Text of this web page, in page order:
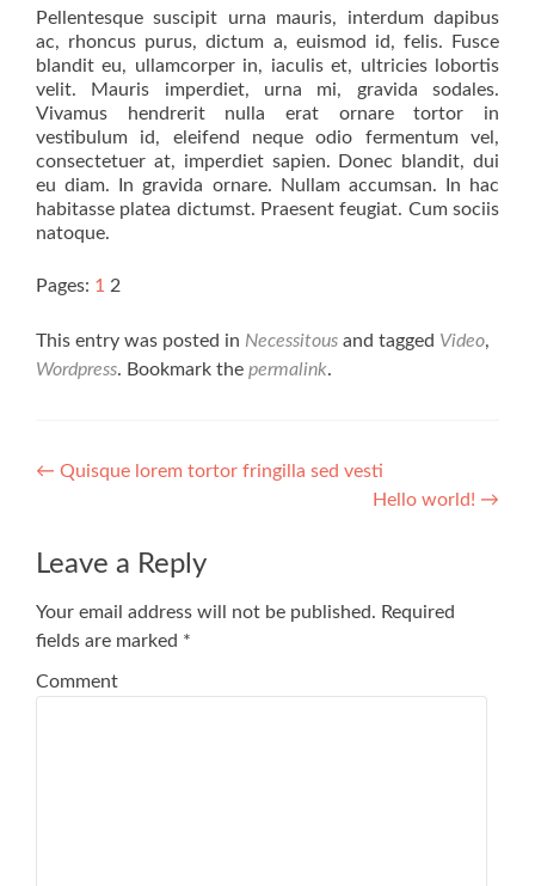
Pellentesque suscipit urna mauris, interdum dapibus
ac, rhoncus purus, dictum a, euismod id, felis. Fusce
blandit eu, ullamcorper in, iaculis et, ultricies lobortis
velit. Mauris imperdiet, urna mi, gravida sodales.
Vivamus hendrerit nulla erat ornare tortor in
vestibulum id, eleifend neque odio fermentum vel,
consectetuer at, imperdiet sapien. Donec blandit, dui
eu diam. In gravida ornare. Nullam accumsan. In hac
habitasse platea dictumst. Praesent feugiat. Cum sociis
natoque.
Pages: 1 2
This entry was posted in Necessitous and tagged Video,
Wordpress. Bookmark the permalink.
Post navigation
← Quisque lorem tortor fringilla sed vesti
Hello world! →
Leave a Reply
Your email address will not be published. Required
fields are marked *
Comment